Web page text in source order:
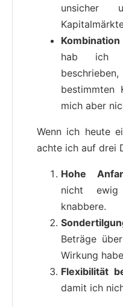
unsicher
hab ich
bestimmten
mich aber
Wenn ich heute
achte ich auf drei
Hohe
nicht
knabbere.
Beträge
Wirkung
Flexibilität
damit ich